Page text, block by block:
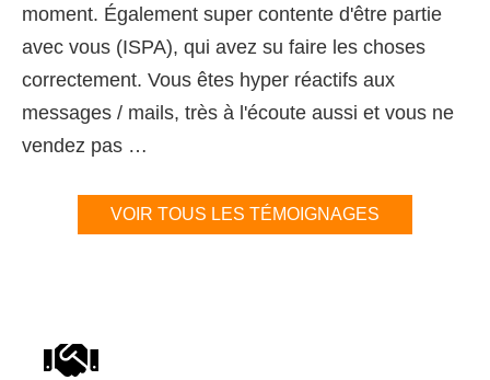
moment. Également super contente d'être partie
avec vous (ISPA), qui avez su faire les choses
correctement. Vous êtes hyper réactifs aux
messages / mails, très à l'écoute aussi et vous ne
vendez pas …
VOIR TOUS LES TÉMOIGNAGES